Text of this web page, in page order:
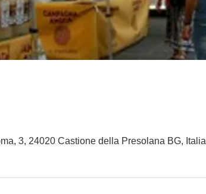
3, 24020 Castione della Presolana BG, Italia